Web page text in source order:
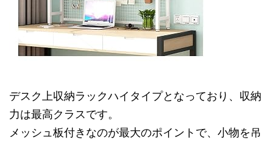
デスク上収納ラックハイタイプとなっており、収納
力は最高クラスです。
メッシュ板付きなのが最大のポイントで、小物を吊